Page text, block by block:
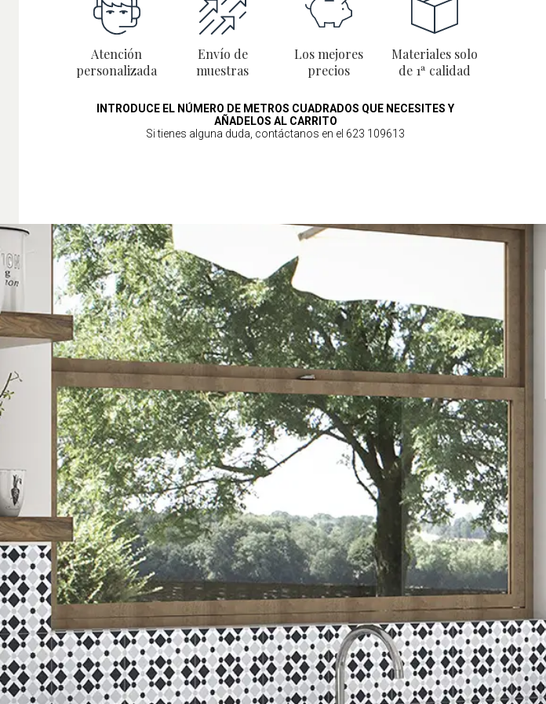
combina calidad, diseño y funcionalidad.
Atención
personalizada
Envío de
muestras
Los mejores
precios
Materiales solo
de 1ª calidad
INTRODUCE EL NÚMERO DE METROS CUADRADOS QUE NECESITES Y
AÑADELOS AL CARRITO
Si tienes alguna duda, contáctanos en el 623 109613